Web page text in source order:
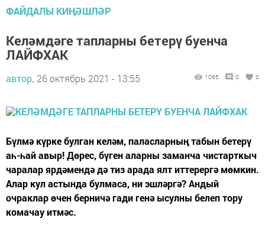
ФАЙДАЛЫ КИҢӘШЛӘР
Келәмдәге тапларны бетерү буенча
ЛАЙФХАК
автор, 26 октябрь 2021 - 13:55 1065 0 0
Бүлмә күрке булган келәм, паласларның табын бетерү
аһ-һай авыр! Дөрес, бүген аларны заманча чистарткыч
чаралар ярдәмендә дә тиз арада ялт иттерергә мөмкин.
Алар кул астында булмаса, ни эшләргә? Андый
очраклар өчен берничә гади генә ысулны белеп тору
комачау итмәс.